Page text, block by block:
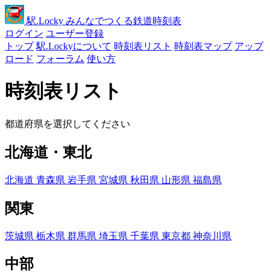
駅.Locky みんなでつくる鉄道時刻表
ログイン ユーザー登録
トップ 駅.Lockyについて 時刻表リスト 時刻表マップ アップ
ロード フォーラム 使い方
時刻表リスト
都道府県を選択してください
北海道・東北
北海道 青森県 岩手県 宮城県 秋田県 山形県 福島県
関東
茨城県 栃木県 群馬県 埼玉県 千葉県 東京都 神奈川県
中部